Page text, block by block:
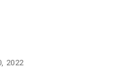
2022